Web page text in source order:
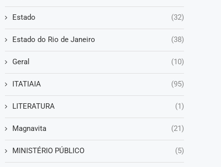
Estado (32)
Estado do Rio de Janeiro (38)
Geral (10)
ITATIAIA (95)
LITERATURA (1)
Magnavita (21)
MINISTÉRIO PÚBLICO (5)